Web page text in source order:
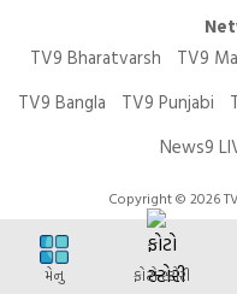
TV9 Bharatvarsh
TV9
TV9 Bangla
TV9 Punjabi
News9
Copyright © 2026
મેનુ ફોટો સ્ટોરી